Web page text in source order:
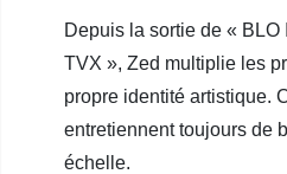
Depuis la sortie de «
TVX », Zed multiplie les
propre identité artistique.
entretiennent toujours de
échelle.